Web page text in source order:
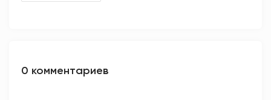
0 комментариев